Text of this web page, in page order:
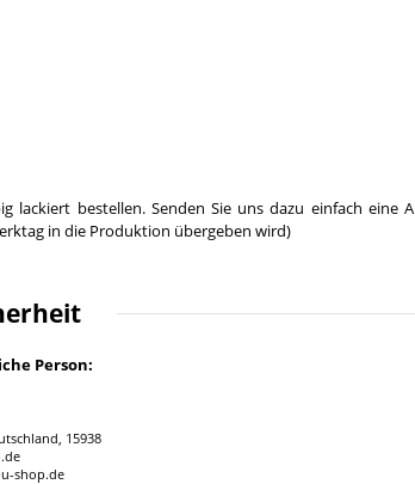
bestellen. Senden Sie uns dazu einfach eine
in die Produktion übergeben wird)
Person:
15938
shop.de